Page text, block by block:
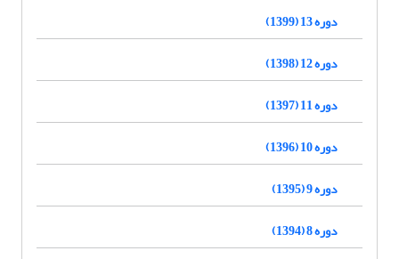
دوره 13 (1399)
دوره 12 (1398)
دوره 11 (1397)
دوره 10 (1396)
دوره 9 (1395)
دوره 8 (1394)